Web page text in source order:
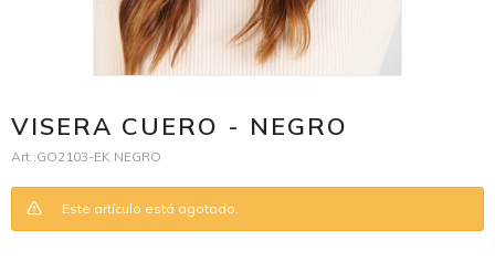
VISERA CUERO - NEGRO
GO2103-EK NEGRO
Este artículo está agotado.